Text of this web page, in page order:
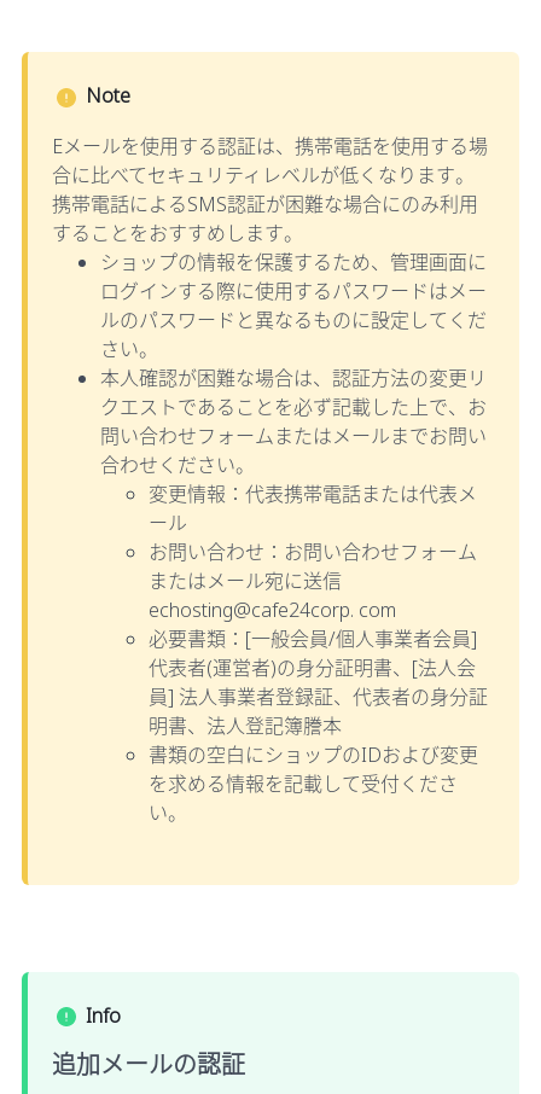
Note
Eメールを使用する認証は、携帯電話を使用する場
合に比べてセキュリティレベルが低くなります。
携帯電話によるSMS認証が困難な場合にのみ利用
することをおすすめします。
ショップの情報を保護するため、管理画面に
ログインする際に使用するパスワードはメー
ルのパスワードと異なるものに設定してくだ
さい。
本人確認が困難な場合は、認証方法の変更リ
クエストであることを必ず記載した上で、お
問い合わせフォームまたはメールまでお問い
合わせください。
変更情報：代表携帯電話または代表メ
ール
お問い合わせ：お問い合わせフォーム
またはメール宛に送信
echosting@cafe24corp. com
必要書類：[一般会員/個人事業者会員]
代表者(運営者)の身分証明書、[法人会
員] 法人事業者登録証、代表者の身分証
明書、法人登記簿謄本
書類の空白にショップのIDおよび変更
を求める情報を記載して受付くださ
い。
Info
追加メールの認証